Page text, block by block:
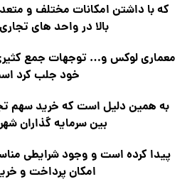
که با داشتن امکانات مختلف و
بالا در واحد های
معماری لوکس و… توجهات جمع کثیری
خود جلب کرد
به همین دلیل است که خرید سهم
بین سرمایه گذاران
پیدا کرده است و وجود شرایطی
امکان پرداخت و